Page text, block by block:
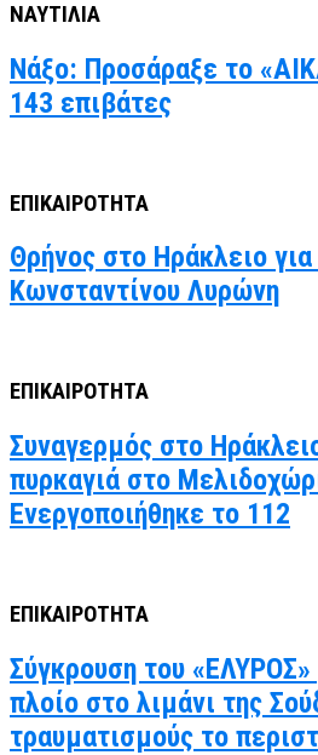
ΝΑΥΤΙΛΙΑ
Νάξο: Προσάραξε το
143 επιβάτες
ΕΠΙΚΑΙΡΟΤΗΤΑ
Θρήνος στο Ηράκλειο
Κωνσταντίνου Λυρώνη
ΕΠΙΚΑΙΡΟΤΗΤΑ
Συναγερμός στο
πυρκαγιά στο
Ενεργοποιήθηκε το 112
ΕΠΙΚΑΙΡΟΤΗΤΑ
Σύγκρουση του
πλοίο στο λιμάνι της
τραυματισμούς το